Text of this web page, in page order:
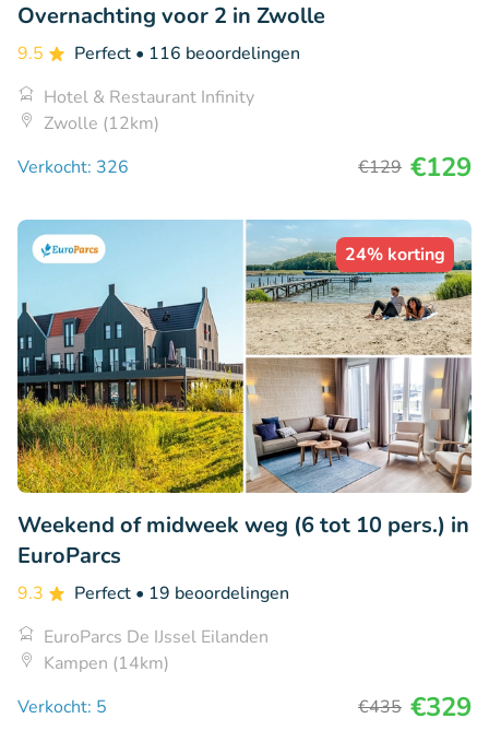
Overnachting voor 2 in Zwolle
9.5 Perfect • 116 beoordelingen
Hotel & Restaurant Infinity
Zwolle (12km)
Verkocht: 326
€129 €129
24% korting
Weekend of midweek weg (6 tot 10 pers.) in
EuroParcs
9.3 Perfect • 19 beoordelingen
EuroParcs De IJssel Eilanden
Kampen (14km)
Verkocht: 5
€435 €329